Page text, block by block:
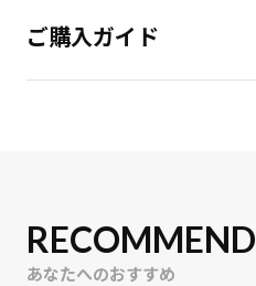
ご購入ガイド
RECOMMEND
あなたへのおすすめ